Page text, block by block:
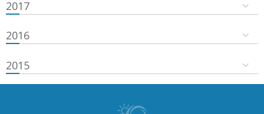
2017
2016
2015